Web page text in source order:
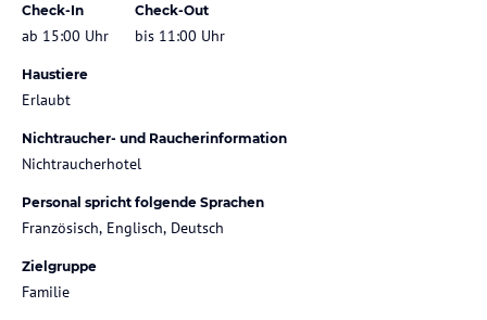
Check-In
ab 15:00 Uhr
Check-Out
bis 11:00 Uhr
Haustiere
Erlaubt
Nichtraucher- und Raucherinformation
Nichtraucherhotel
Personal spricht folgende Sprachen
Französisch, Englisch, Deutsch
Zielgruppe
Familie